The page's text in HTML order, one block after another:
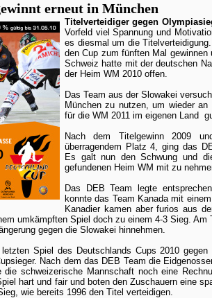
erneut in München
Titelverteidiger gegen
Vorfeld viel Spannung und
es diesmal um die
den Cup zum fünften Mal
Schweiz hatte mit der deutschen
der Heim WM 2010 offen.
Das Team aus der Slowakei
München zu nutzen, um wieder
für die WM 2011 im eigenen Land
Nach dem Titelgewinn 2009
überragendem Platz 4, ging das
Es galt nun den Schwung und
gefundenen Heim WM mit zu
Das DEB Team legte
konnte das Team Kanada mit
Kanadier kamen aber furios aus
umkämpften Spiel doch zu einem 4-3 Sieg.
gegen die Slowakei hinnehmen.
Spiel des Deutschlands Cups 2010
Nach dem das DEB Team die
die schweizerische Mannschaft noch eine
hart und fair und boten den Zuschauern eine
wie bereits 1996 den Titel verteidigen.